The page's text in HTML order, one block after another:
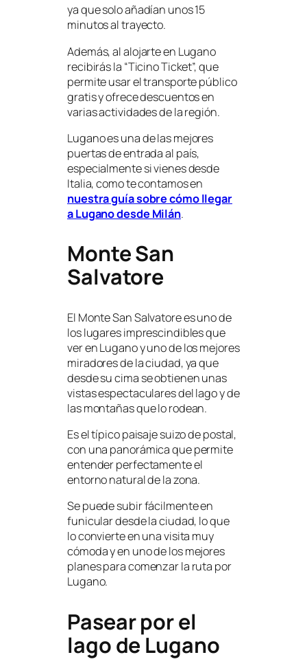
ya que solo añadían unos 15
minutos al trayecto.
Además, al alojarte en Lugano
recibirás la “Ticino Ticket”, que
permite usar el transporte público
gratis y ofrece descuentos en
varias actividades de la región.
Lugano es una de las mejores
puertas de entrada al país,
especialmente si vienes desde
Italia, como te contamos en
nuestra guía sobre cómo llegar
a Lugano desde Milán.
Monte San
Salvatore
El Monte San Salvatore es uno de
los lugares imprescindibles que
ver en Lugano y uno de los mejores
miradores de la ciudad, ya que
desde su cima se obtienen unas
vistas espectaculares del lago y de
las montañas que lo rodean.
Es el típico paisaje suizo de postal,
con una panorámica que permite
entender perfectamente el
entorno natural de la zona.
Se puede subir fácilmente en
funicular desde la ciudad, lo que
lo convierte en una visita muy
cómoda y en uno de los mejores
planes para comenzar la ruta por
Lugano.
Pasear por el
lago de Lugano